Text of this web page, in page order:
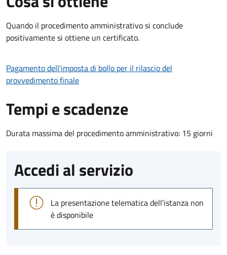
Quando il procedimento amministrativo si conclude
positivamente si ottiene un certificato.
Pagamento dell'imposta di bollo per il rilascio del
provvedimento finale
Tempi e scadenze
Durata massima del procedimento amministrativo: 15 giorni
Accedi al servizio
La presentazione telematica dell'istanza non
è disponibile